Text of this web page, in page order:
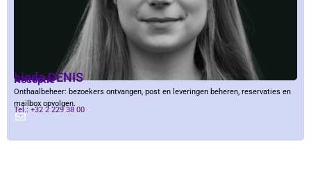
Linda DENIS
Receptie
Onthaalbeheer: bezoekers ontvangen, post en leveringen beheren, reservaties en
mailbox opvolgen.
Tel.: +32 2 229 38 00